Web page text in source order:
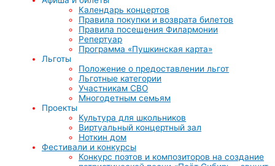
Календарь концертов
Правила покупки и возврата билетов
Правила посещения Филармонии
Репертуар
Программа «Пушкинская карта»
Льготы
Положение о предоставлении льгот
Льготные категории
Участникам СВО
Многодетным семьям
Проекты
Культура для школьников
Виртуальный концертный зал
Ноткин дом
Фестивали и конкурсы
Конкурс поэтов и композиторов на создание